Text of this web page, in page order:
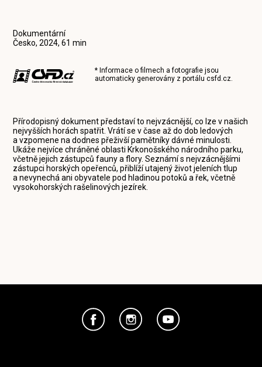
Dokumentární
Česko, 2024, 61 min
* Informace o filmech a fotografie jsou
automaticky generovány z portálucsfd.cz.
Přírodopisný dokument představí to nejvzácnější, co lze v našich
nejvyšších horách spatřit. Vrátí se v čase až do dob ledových
a vzpomene na dodnes přeživší pamětníky dávné minulosti.
Ukáže nejvíce chráněné oblasti Krkonošského národního parku,
včetně jejich zástupců fauny a flory. Seznámí s nejvzácnějšími
zástupci horských opeřenců, přiblíží utajený život jeleních tlup
a nevynechá ani obyvatele pod hladinou potoků a řek, včetně
vysokohorských rašelinových jezírek.